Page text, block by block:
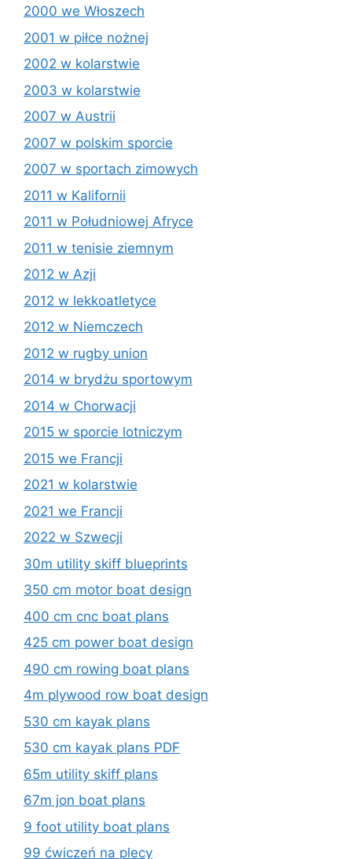
2000 we Włoszech
2001 w piłce nożnej
2002 w kolarstwie
2003 w kolarstwie
2007 w Austrii
2007 w polskim sporcie
2007 w sportach zimowych
2011 w Kalifornii
2011 w Południowej Afryce
2011 w tenisie ziemnym
2012 w Azji
2012 w lekkoatletyce
2012 w Niemczech
2012 w rugby union
2014 w brydżu sportowym
2014 w Chorwacji
2015 w sporcie lotniczym
2015 we Francji
2021 w kolarstwie
2021 we Francji
2022 w Szwecji
30m utility skiff blueprints
350 cm motor boat design
400 cm cnc boat plans
425 cm power boat design
490 cm rowing boat plans
4m plywood row boat design
530 cm kayak plans
530 cm kayak plans PDF
65m utility skiff plans
67m jon boat plans
9 foot utility boat plans
99 ćwiczeń na plecy